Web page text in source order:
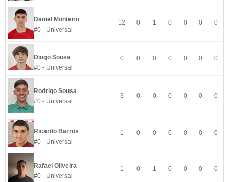
Daniel Monteiro
#0 - Universal
12 0 1 0 0 0 0
Diogo Sousa
#0 - Universal
0 0 0 0 0 0 0
Rodrigo Sousa
#0 - Universal
3 0 0 0 0 0 0
Ricardo Barros
#0 - Universal
1 0 0 0 0 0 0
Rafael Oliveira
#0 - Universal
1 0 1 0 0 0 0